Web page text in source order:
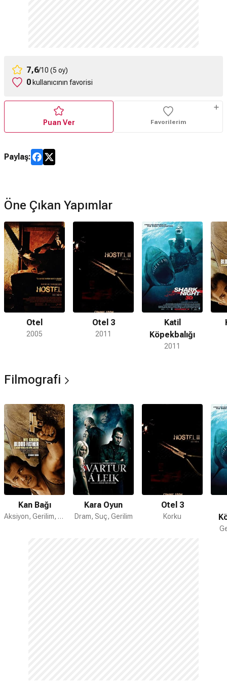
7,6/10 (5 oy)
0kullanıcının favorisi
Puan Ver Favorilerim
Paylaş:
Öne Çıkan Yapımlar
Otel
2005
Otel 3
2011
Katil
Köpekbalığı
2011
Filmografi
Kan Bağı
Aksiyon, Gerilim, Dram
Kara Oyun
Dram, Suç, Gerilim
Otel 3
Korku